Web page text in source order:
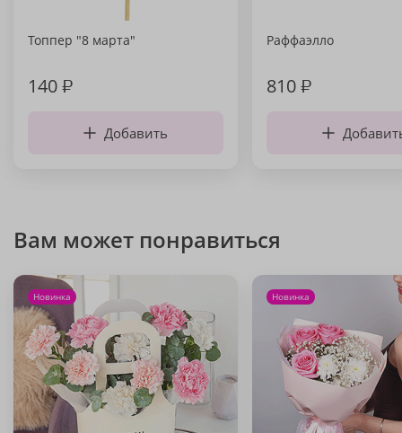
Топпер "8 марта"
140₽
Добавить
Раффаэлло
810₽
Вам может понравиться
Новинка Новинка